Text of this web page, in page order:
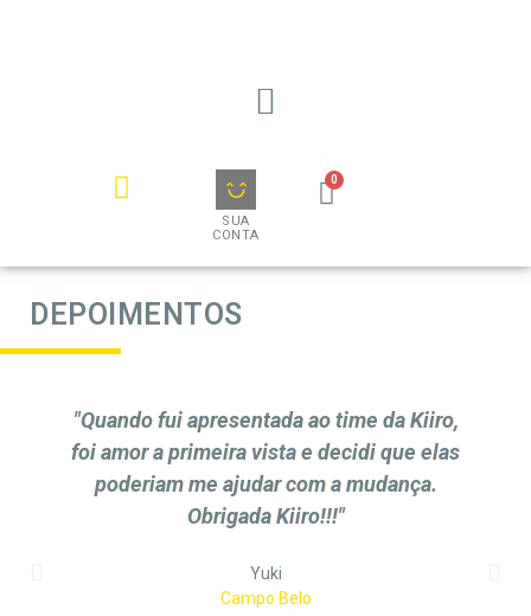
SUA
CONTA
DEPOIMENTOS
"Quando fui apresentada ao time da Kiiro,
foi amor a primeira vista e decidi que elas
poderiam me ajudar com a mudança.
Obrigada Kiiro!!!"
Yuki
Campo Belo